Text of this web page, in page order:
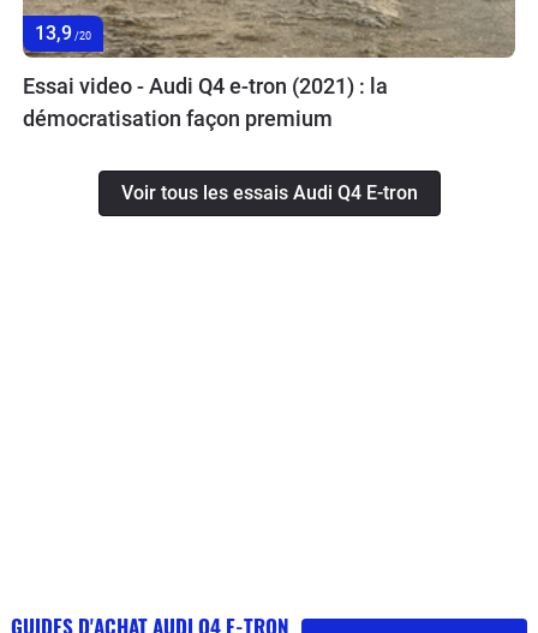
13,9 /20
Essai video - Audi Q4 e-tron (2021) : la
démocratisation façon premium
Voir tous les essais Audi Q4 E-tron
GUIDES D'ACHAT AUDI Q4 E-TRON